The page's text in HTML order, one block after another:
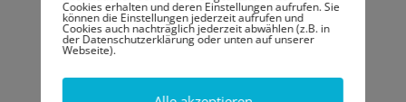
Emanuel Gramlich
Cookies erhalten und deren Einstellungen aufrufen. Sie
können die Einstellungen jederzeit aufrufen und
Cookies auch nachträglich jederzeit abwählen (z.B. in
der Datenschutzerklärung oder unten auf unserer
Webseite).